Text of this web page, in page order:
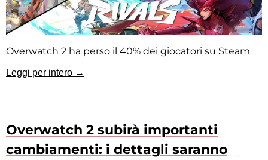
Overwatch 2 ha perso il 40% dei giocatori su Steam
Leggi per intero →
Overwatch 2 subirà importanti
cambiamenti: i dettagli saranno